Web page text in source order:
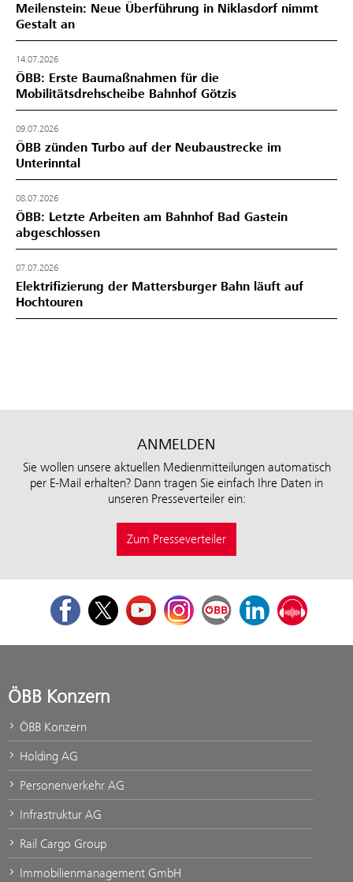
Meilenstein: Neue Überführung in Niklasdorf nimmt
Gestalt an
14.07.2026
ÖBB: Erste Baumaßnahmen für die
Mobilitätsdrehscheibe Bahnhof Götzis
09.07.2026
ÖBB zünden Turbo auf der Neubaustrecke im
Unterinntal
08.07.2026
ÖBB: Letzte Arbeiten am Bahnhof Bad Gastein
abgeschlossen
07.07.2026
Elektrifizierung der Mattersburger Bahn läuft auf
Hochtouren
ANMELDEN
Sie wollen unsere aktuellen Medienmitteilungen automatisch
per E-Mail erhalten? Dann tragen Sie einfach Ihre Daten in
unseren Presseverteiler ein:
Zum Presseverteiler
FacebookTwitterYoutubeInstagramÖBB Corporate Blog
LinkedInPodcast
ÖBB Konzern
ÖBB Konzern
Holding AG
Personenverkehr AG
Infrastruktur AG
Rail Cargo Group
Immobilienmanagement GmbH